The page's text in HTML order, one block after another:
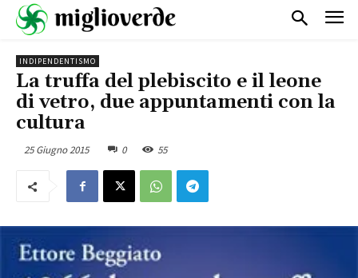
INDIPENDENTISMO
La truffa del plebiscito e il leone
di vetro, due appuntamenti con la
cultura
25 Giugno 2015 0 55